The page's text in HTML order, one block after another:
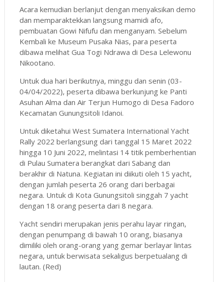
Acara kemudian berlanjut dengan menyaksikan demo
dan memparaktekkan langsung mamidi afo,
pembuatan Gowi Nifufu dan menganyam. Sebelum
Kembali ke Museum Pusaka Nias, para peserta
dibawa melihat Gua Togi Ndrawa di Desa Lelewonu
Nikootano.
Untuk dua hari berikutnya, minggu dan senin (03-
04/04/2022), peserta dibawa berkunjung ke Panti
Asuhan Alma dan Air Terjun Humogo di Desa Fadoro
Kecamatan Gunungsitoli Idanoi.
Untuk diketahui West Sumatera International Yacht
Rally 2022 berlangsung dari tanggal 15 Maret 2022
hingga 10 Juni 2022, melintasi 14 titik pemberhentian
di Pulau Sumatera berangkat dari Sabang dan
berakhir di Natuna. Kegiatan ini diikuti oleh 15 yacht,
dengan jumlah peserta 26 orang dari berbagai
negara. Untuk di Kota Gunungsitoli singgah 7 yacht
dengan 18 orang peserta dari 8 negara.
Yacht sendiri merupakan jenis perahu layar ringan,
dengan penumpang di bawah 10 orang, biasanya
dimiliki oleh orang-orang yang gemar berlayar lintas
negara, untuk berwisata sekaligus berpetualang di
lautan. (Red)